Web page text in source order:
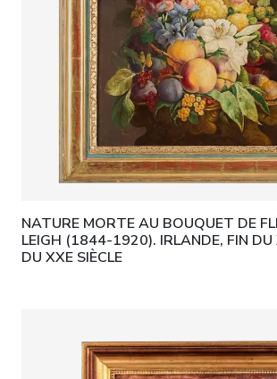
NATURE MORTE AU BOUQUET DE
LEIGH (1844-1920). IRLANDE, FIN
DU XXE SIÈCLE